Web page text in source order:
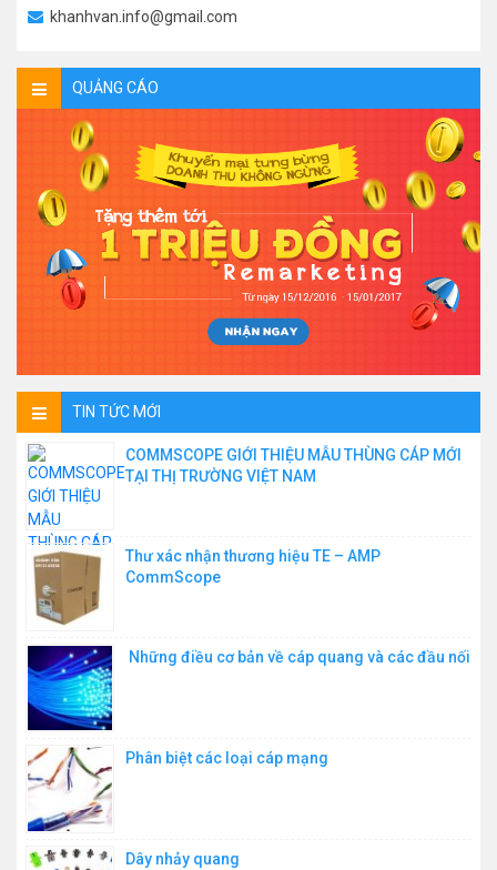
khanhvan.info@gmail.com
QUẢNG CÁO
TIN TỨC MỚI
COMMSCOPE GIỚI THIỆU MẪU THÙNG CÁP MỚI
TẠI THỊ TRƯỜNG VIỆT NAM
Thư xác nhận thương hiệu TE – AMP
CommScope
Những điều cơ bản về cáp quang và các đầu nối
Phân biệt các loại cáp mạng
Dây nhảy quang